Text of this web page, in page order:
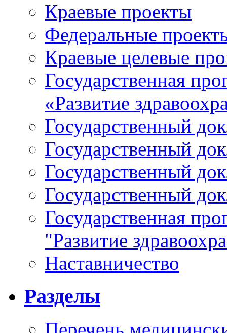
Краевые проекты
Федеральные
Краевые целевые
Государственная
«Развитие
Государственный
Государственный
Государственный
Государственный
Государственная
"Развитие
Наставничество
Разделы